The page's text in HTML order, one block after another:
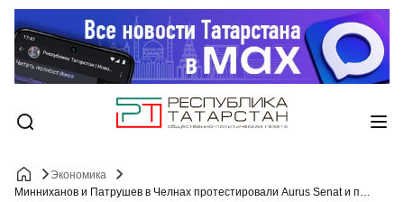
Экономика
Минниханов и Патрушев в Челнах протестировали Aurus Senat и посетили КАМАЗ